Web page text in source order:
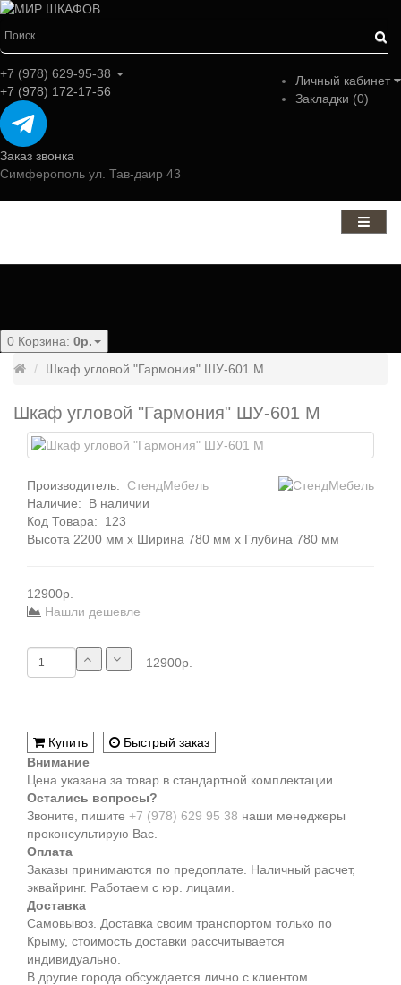
Личный кабинет
Закладки (0)
+7 (978) 629-95-38
+7 (978) 172-17-56
Заказ звонка
Симферополь ул. Тав-даир 43
0 Корзина: 0р.
Шкаф угловой "Гармония" ШУ-601 М
Шкаф угловой "Гармония" ШУ-601 М
Производитель:
СтендМебель
Наличие: В наличии
Код Товара:
123
Высота 2200 мм x Ширина 780 мм x Глубина 780 мм
12900р.
Нашли дешевле
12900р.
Купить
Быстрый заказ
Внимание
Цена указана за товар в стандартной комплектации.
Остались вопросы?
Звоните, пишите +7 (978) 629 95 38 наши менеджеры
проконсультирую Вас.
Оплата
Заказы принимаются по предоплате. Наличный расчет,
эквайринг. Работаем с юр. лицами.
Доставка
Самовывоз. Доставка своим транспортом только по
Крыму, стоимость доставки рассчитывается
индивидуально.
В другие города обсуждается лично с клиентом